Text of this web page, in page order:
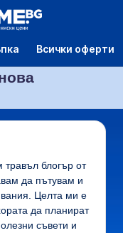
Всички оферти
блогър от
да пътувам и
Целта ми е
да планират
съвети и